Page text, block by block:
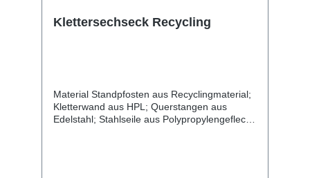
Klettersechseck Recycling
Material Standpfosten aus Recyclingmaterial;
Kletterwand aus HPL; Querstangen aus
Edelstahl; Stahlseile aus Polypropylengeflecht